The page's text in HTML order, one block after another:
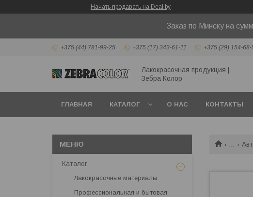
Начать продавать на Deal.by
Заказ по Минску на
+375 (44) 781-99-25 +375 (17) 343-61-11 +375 (29) 154-68-
Лакокрасочная продукция |
Зебра Колор
ГЛАВНАЯ КАТАЛОГ О НАС КОНТАКТЫ
...
Каталог
Лакокрасочные материалы
Профессиональная и бытовая